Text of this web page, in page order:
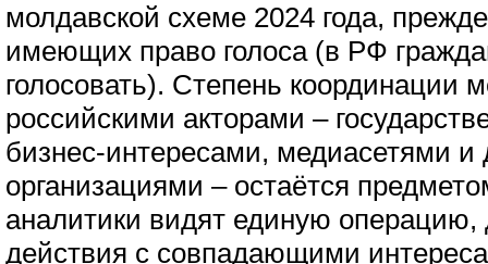
молдавской схеме 2024 года,
имеющих право голоса (в РФ
голосовать). Степень координации
российскими акторами –
бизнес-интересами, медиасетями
организациями – остаётся
аналитики видят единую операцию,
действия с совпадающими